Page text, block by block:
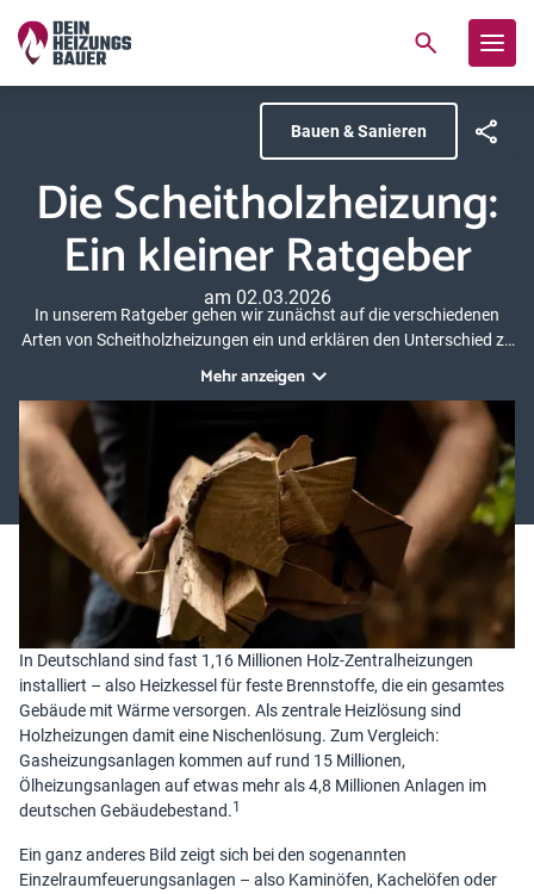
Bauen & Sanieren
Die Scheitholzheizung:
Ein kleiner Ratgeber
am 02.03.2026
In unserem Ratgeber gehen wir zunächst auf die verschiedenen
Arten von Scheitholzheizungen ein und erklären den Unterschied zu
zeigen wir zudem die Kostenstruktur einer Scheitholzheizung.
Zusätzlich erhalten Sie Anhaltspunkte, ob feste Brennstoffe auch
für Sie infrage kommen.
Mehr anzeigen
In Deutschland sind fast 1,16 Millionen Holz-Zentralheizungen
installiert – also Heizkessel für feste Brennstoffe, die ein gesamtes
Gebäude mit Wärme versorgen. Als zentrale Heizlösung sind
Holzheizungen damit eine Nischenlösung. Zum Vergleich:
Gasheizungsanlagen kommen auf rund 15 Millionen,
Ölheizungsanlagen auf etwas mehr als 4,8 Millionen Anlagen im
deutschen Gebäudebestand.1
Ein ganz anderes Bild zeigt sich bei den sogenannten
Einzelraumfeuerungsanlagen – also Kaminöfen, Kachelöfen oder